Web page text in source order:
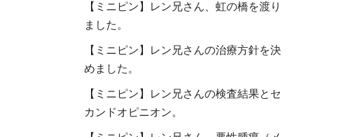
【ミニピン】レン兄さん、虹の橋を渡り
ました。
【ミニピン】レン兄さんの治療方針を決
めました。
【ミニピン】レン兄さんの検査結果とセ
カンドオピニオン。